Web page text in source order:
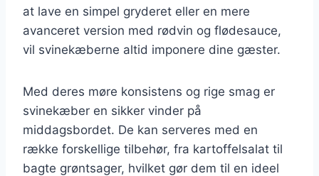
at lave en simpel gryderet eller en mere
avanceret version med rødvin og flødesauce,
vil svinekæberne altid imponere dine gæster.
Med deres møre konsistens og rige smag er
svinekæber en sikker vinder på
middagsbordet. De kan serveres med en
række forskellige tilbehør, fra kartoffelsalat til
bagte grøntsager, hvilket gør dem til en ideel